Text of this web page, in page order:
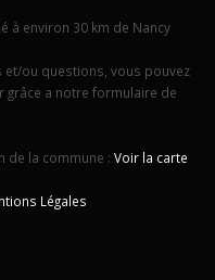
à environ 30 km de Nancy
ou questions, vous pouvez
grâce a notre formulaire de
de la commune : Voir la carte
Légales